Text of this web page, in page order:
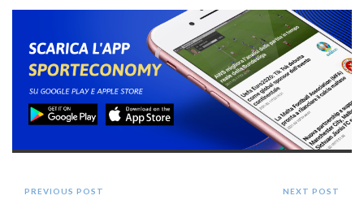
PREVIOUS POST NEXT POST